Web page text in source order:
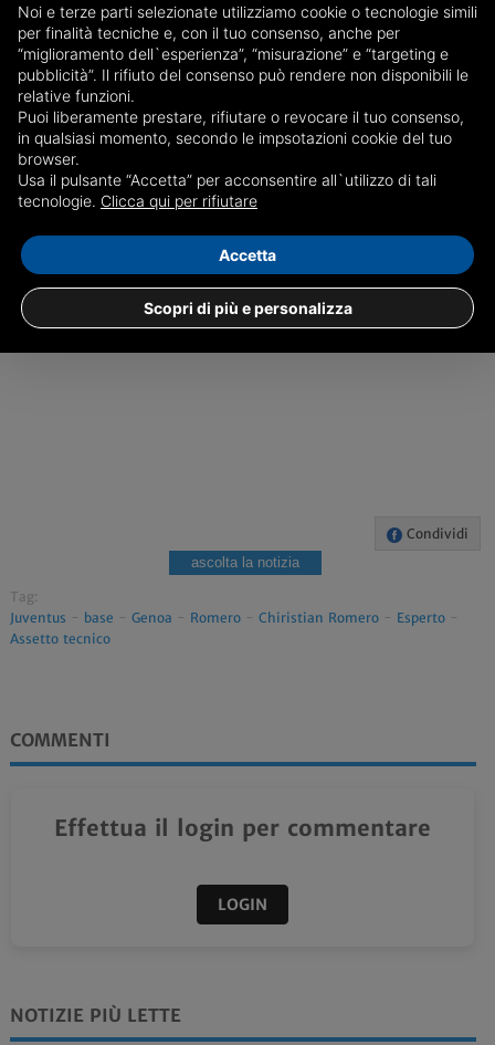
c.s.
GENOVA
Condividi
ascolta la notizia
Tag:
Juventus - base - Genoa - Romero- Chiristian Romero- Esperto-
Assetto tecnico
COMMENTI
Effettua il login per commentare
LOGIN
NOTIZIE PIÙ LETTE
Noi e terze parti selezionate utilizziamo cookie o tecnologie simili
per finalità tecniche e, con il tuo consenso, anche per
“miglioramento dell`esperienza”, “misurazione” e “targeting e
pubblicità”. Il rifiuto del consenso può rendere non disponibili le
relative funzioni.
Puoi liberamente prestare, rifiutare o revocare il tuo consenso,
in qualsiasi momento, secondo le impsotazioni cookie del tuo
browser.
Usa il pulsante “Accetta” per acconsentire all`utilizzo di tali
tecnologie. Clicca qui per rifiutare
Scopri di più e personalizza
Accetta